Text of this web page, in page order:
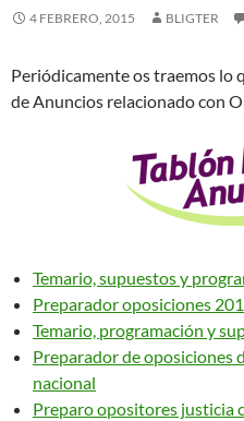
4 FEBRERO, 2015 BLIGTER
Periódicamente os traemos lo
de Anuncios relacionado con
Temario, supuestos y
Preparador oposiciones
Temario, programación y
Preparador de oposiciones
nacional
Preparo opositores justicia